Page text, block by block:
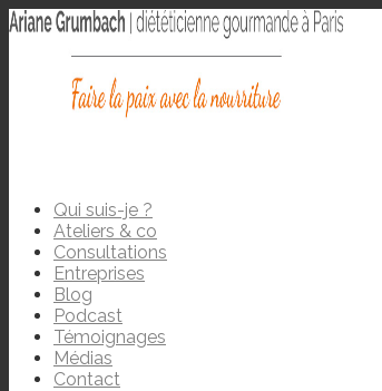
Qui suis-je ?
Ateliers & co
Consultations
Entreprises
Blog
Podcast
Témoignages
Médias
Contact